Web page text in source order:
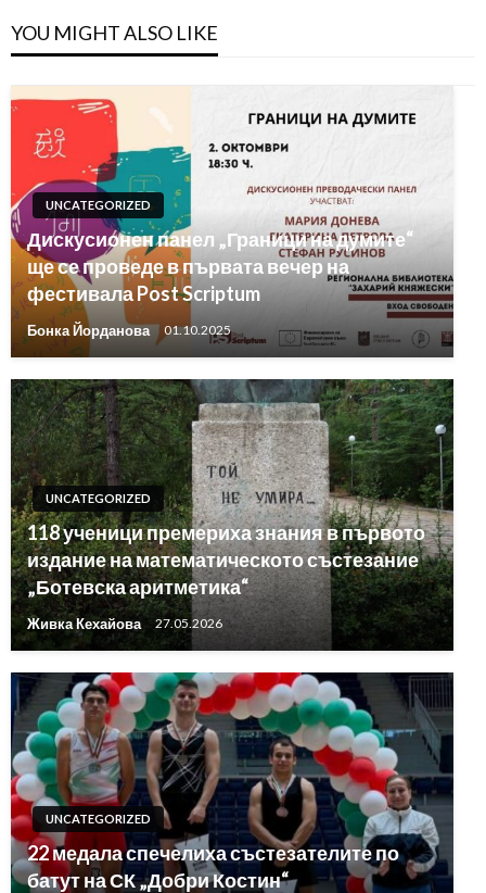
YOU MIGHT ALSO LIKE
UNCATEGORIZED
Дискусионен панел „Граници на думите“
ще се проведе в първата вечер на
фестивала Post Scriptum
Бонка Йорданова 01.10.2025
UNCATEGORIZED
118 ученици премериха знания в първото
издание на математическото състезание
„Ботевска аритметика“
Живка Кехайова 27.05.2026
UNCATEGORIZED
22 медала спечелиха състезателите по
батут на СК „Добри Костин“